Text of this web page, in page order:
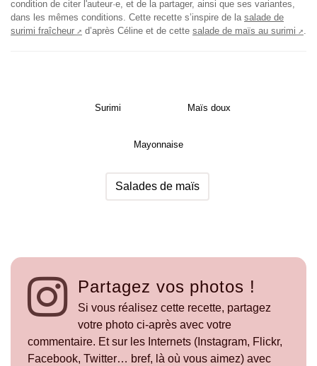
condition de citer l'auteur·e, et de la partager, ainsi que ses variantes,
dans les mêmes conditions. Cette recette s’inspire de la salade de
surimi fraîcheur
d’après Céline et de cette salade de maïs au surimi
Surimi Maïs doux
Mayonnaise
Salades de maïs
Partagez vos photos !
Si vous réalisez cette recette, partagez
votre photo ci-après avec votre
commentaire. Et sur les Internets (Instagram, Flickr,
Facebook, Twitter… bref, là où vous aimez) avec